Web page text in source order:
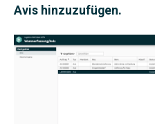
Avis hinzuzufügen.